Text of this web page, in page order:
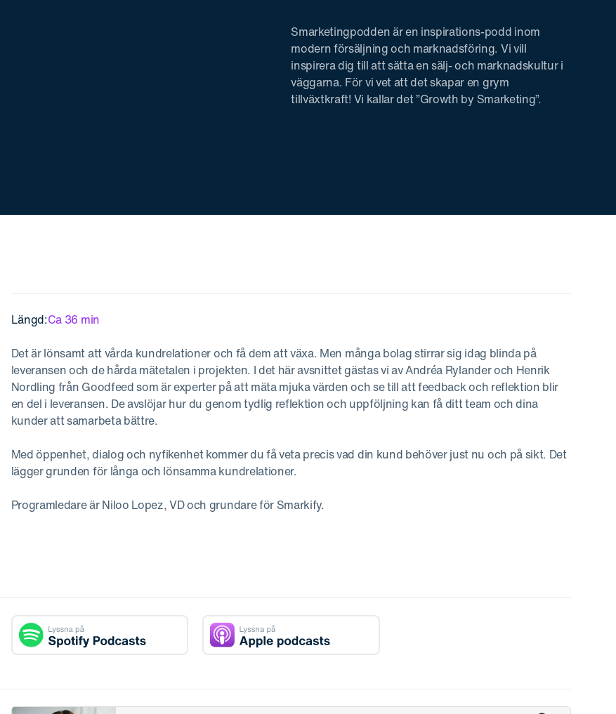
Smarketingpodden är en inspirations-podd inom
modern försäljning och marknadsföring. Vi vill
inspirera dig till att sätta en sälj- och marknadskultur i
väggarna. För vi vet att det skapar en grym
tillväxtkraft! Vi kallar det ”Growth by Smarketing”.
Längd:Ca 36 min
Det är lönsamt att vårda kundrelationer och få dem att växa. Men många bolag stirrar sig idag blinda på
leveransen och de hårda mätetalen i projekten. I det här avsnittet gästas vi av Andréa Rylander och Henrik
Nordling från Goodfeed som är experter på att mäta mjuka värden och se till att feedback och reflektion blir
en del i leveransen. De avslöjar hur du genom tydlig reflektion och uppföljning kan få ditt team och dina
kunder att samarbeta bättre.
Med öppenhet, dialog och nyfikenhet kommer du få veta precis vad din kund behöver just nu och på sikt. Det
lägger grunden för långa och lönsamma kundrelationer.
Programledare är Niloo Lopez, VD och grundare för Smarkify.